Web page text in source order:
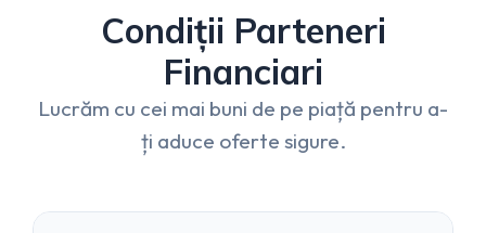
Condiții Parteneri
Financiari
Lucrăm cu cei mai buni de pe piață pentru a-
ți aduce oferte sigure.